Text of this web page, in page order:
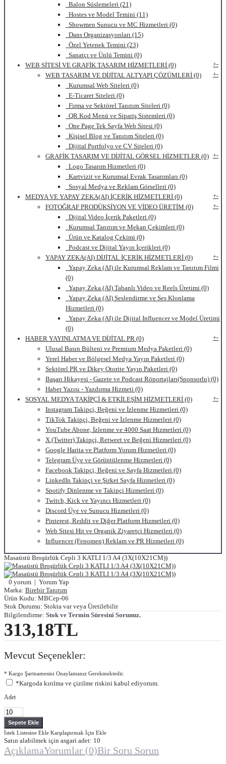
Balon Süslemeleri (21)
Hostes ve Model Temini (11)
Showmen Sunucu ve MC Hizmetleri (0)
Dans Organizasyonları (15)
Özel Yetenek Temini (23)
Sanatçı ve Ünlü Temini (0)
WEB SİTESİ VE GRAFİK TASARIM HİZMETLERİ (0)
+-
WEB TASARIM VE DİJİTAL ALTYAPI ÇÖZÜMLERİ (0)
+-
Kurumsal Web Siteleri (0)
E-Ticaret Siteleri (0)
Firma ve Sektörel Tanıtım Siteleri (0)
QR Kod Menü ve Sipariş Sistemleri (0)
One Page Tek Sayfa Web Sitesi (0)
Kişisel Blog ve Tanıtım Siteleri (0)
Dijital Portfolyo ve CV Siteleri (0)
GRAFİK TASARIM VE DİJİTAL GÖRSEL HİZMETLER (0) +-
Logo Tasarım Hizmetleri (0)
Kartvizit ve Kurumsal Evrak Tasarımları (0)
Sosyal Medya ve Reklam Görselleri (0)
MEDYA VE YAPAY ZEKA(AI) İÇERİK HİZMETLERİ (0)
+-
FOTOĞRAF PRODÜKSİYON VE VİDEO ÜRETİM (0)
+-
Dijital Video İçerik Paketleri (0)
Kurumsal Tanıtım ve Mekan Çekimleri (0)
Ürün ve Katalog Çekimi (0)
Podcast ve Dijital Yayın İçerikleri (0)
YAPAY ZEKA(AI) DİJİTAL İÇERİK HİZMETLERİ (0)
+-
Yapay Zeka (AI) ile Kurumsal Reklam ve Tanıtım Filmi
(0)
Yapay Zeka (AI) Tabanlı Video ve Reels Üretimi (0)
Yapay Zeka (AI) Seslendirme ve Ses Klonlama
Hizmetleri (0)
Yapay Zeka (AI) ile Dijital Influencer ve Model Üretimi
(0)
HABER YAYINLATMA VE DİJİTAL PR (0)
+-
Ulusal Basın Bülteni ve Premium Medya Paketleri (0)
Yerel Haber ve Bölgesel Medya Yayın Paketleri (0)
Sektörel PR ve Dikey Otorite Yayın Paketleri (0)
Başarı Hikayesi - Gazete ve Podcast Röportajları(Sponsorlu) (0)
Haber Yazısı - Yazdırma Hizmeti (0)
SOSYAL MEDYA TAKİPÇİ & ETKİLEŞİM HİZMETLERİ (0)
+-
Instagram Takipçi, Beğeni ve İzlenme Hizmetleri (0)
TikTok Takipçi, Beğeni ve İzlenme Hizmetleri (0)
YouTube Abone, İzlenme ve 4000 Saat Hizmetleri (0)
X (Twitter) Takipçi, Retweet ve Beğeni Hizmetleri (0)
Google Harita ve Platform Yorum Hizmetleri (0)
Telegram Üye ve Görüntülenme Hizmetleri (0)
Facebook Takipçi, Beğeni ve Sayfa Hizmetleri (0)
LinkedIn Takipçi ve Şirket Sayfa Hizmetleri (0)
Spotify Dinlenme ve Takipçi Hizmetleri (0)
Twitch, Kick ve Yayıncı Hizmetleri (0)
Discord Üye ve Sunucu Hizmetleri (0)
Pinterest, Reddit ve Diğer Platform Hizmetleri (0)
Web Sitesi Hit ve Organik Ziyaretçi Hizmetleri (0)
Influencer (Fenomen) Reklam ve PR Hizmetleri (0)
Masaüstü Broşürlük Cepli 3 KATLI 1/3 A4 (3X(10X21CM))
0 yorum | Yorum Yap
Marka: Birebir Tanıtım
Ürün Kodu: MBCep-06
Stok Durumu: Stokta var veya Üretilebilir
Bilgilendirme: Stok ve Termin Süresini Sorunuz.
313,18TL
Mevcut Seçenekler:
* Kargo Şartnamesini Onaylamanız Gerekmektedir.
*Kargoda kırılma ve çizilme riskini kabul ediyorum.
Adet
İstek Listesine Ekle Karşılaştırmak İçin Ekle
Satın alabilmek için asgari adet: 10
AçıklamaYorumlar (0)Bir Soru Sorun